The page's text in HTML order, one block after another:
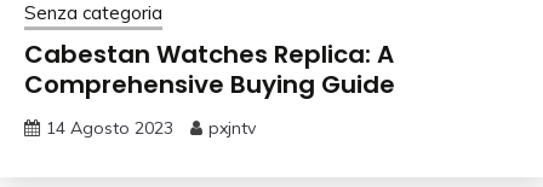
Senza categoria
Cabestan Watches Replica: A
Comprehensive Buying Guide
14 Agosto 2023 pxjntv